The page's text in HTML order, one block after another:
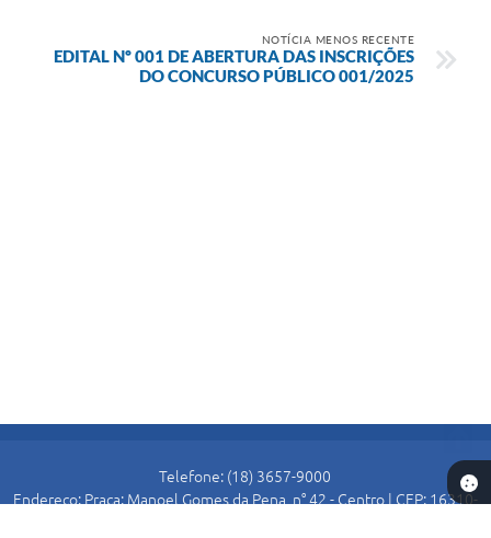
NOTÍCIA MENOS RECENTE
EDITAL Nº 001 DE ABERTURA DAS INSCRIÇÕES
DO CONCURSO PÚBLICO 001/2025
Telefone: (18) 3657-9000
Endereço: Praça: Manoel Gomes da Pena, n° 42 - Centro | CEP: 16310-